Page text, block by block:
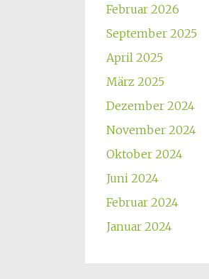
Februar 2026
September 2025
April 2025
März 2025
Dezember 2024
November 2024
Oktober 2024
Juni 2024
Februar 2024
Januar 2024